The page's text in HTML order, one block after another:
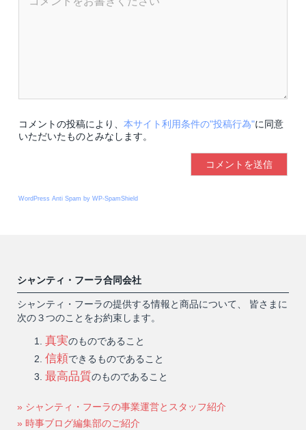
コメントの投稿により、 本サイト利用条件の"投稿行為"に同意
いただいたものとみなします。
WordPress Anti Spam by WP-SpamShield
シャンティ・フーラ合同会社
シャンティ・フーラの提供する情報と商品について、 皆さまに
次の３つのことをお約束します。
真実のものであること
信頼できるものであること
最高品質のものであること
» シャンティ・フーラの事業運営とスタッフ紹介
» 時事ブログ編集部のご紹介